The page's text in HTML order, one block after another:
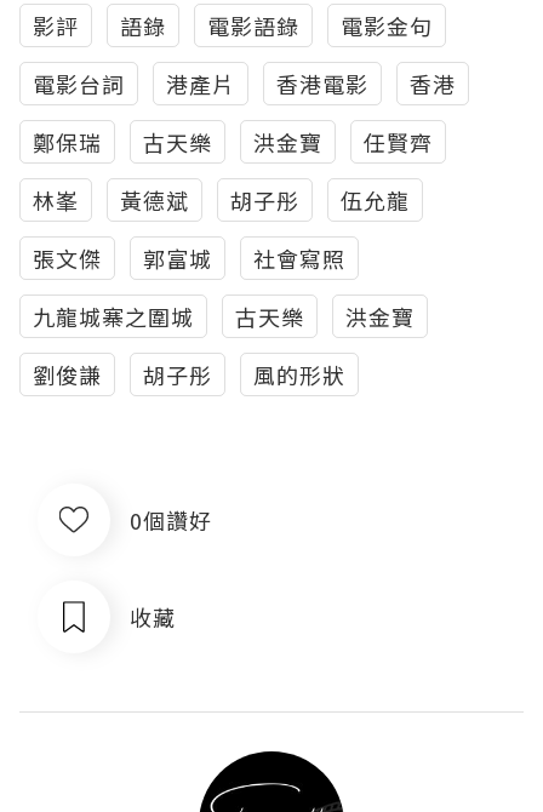
影評
語錄 電影語錄
電影金句
電影台詞
港產片 香港電影
香港
鄭保瑞
古天樂 洪金寶
任賢齊
林峯
黃德斌 胡子彤
伍允龍
張文傑
郭富城
社會寫照
九龍城寨之圍城
古天樂
洪金寶
劉俊謙
胡子彤 風的形狀
0個讚好
收藏